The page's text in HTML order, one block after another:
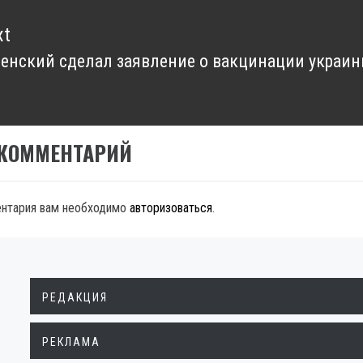
сделал заявление о вакцинации
вам необходимо авторизоваться.
РЕДАКЦИЯ
РЕКЛАМА